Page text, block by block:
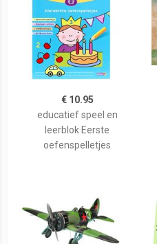
€ 10.95
educatief speel en
leerblok Eerste
oefenspelletjes